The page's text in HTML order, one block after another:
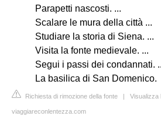
Parapetti nascosti. ...
Scalare le mura della città ...
Studiare la storia di Siena. ...
Visita la fonte medievale. ...
Segui i passi dei condannati.
La basilica di San Domenico.
Richiesta di rimozione della fonte | Visualizza
viaggiareconlentezza.com